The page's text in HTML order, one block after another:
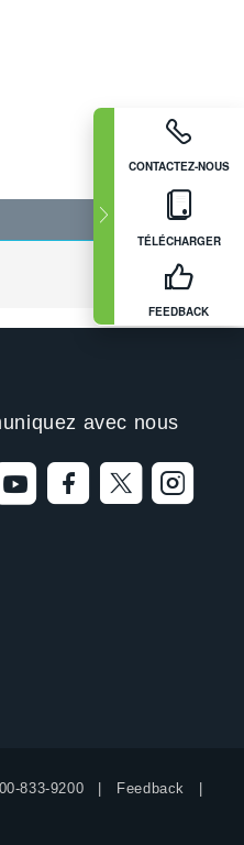
CONTACTEZ-NOUS
TÉLÉCHARGER
FEEDBACK
avec nous
833-9200 Feedback